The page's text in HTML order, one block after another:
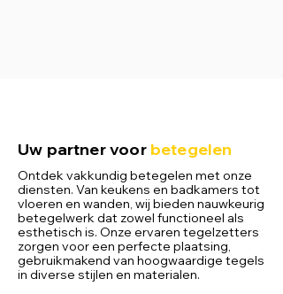
Uw partner voor betegelen
Ontdek vakkundig betegelen met onze
diensten. Van keukens en badkamers tot
vloeren en wanden, wij bieden nauwkeurig
betegelwerk dat zowel functioneel als
esthetisch is. Onze ervaren tegelzetters
zorgen voor een perfecte plaatsing,
gebruikmakend van hoogwaardige tegels
in diverse stijlen en materialen.